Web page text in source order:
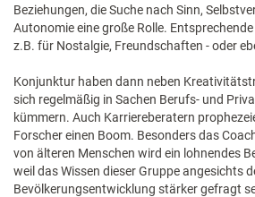
Beziehungen, die Suche nach Sinn,
Autonomie eine große Rolle.
z.B. für Nostalgie, Freundschaften - oder
Konjunktur haben dann neben
sich regelmäßig in Sachen Berufs- und
kümmern. Auch Karriereberatern
Forscher einen Boom. Besonders das
von älteren Menschen wird ein lohnendes
weil das Wissen dieser Gruppe angesichts
Bevölkerungsentwicklung stärker gefragt